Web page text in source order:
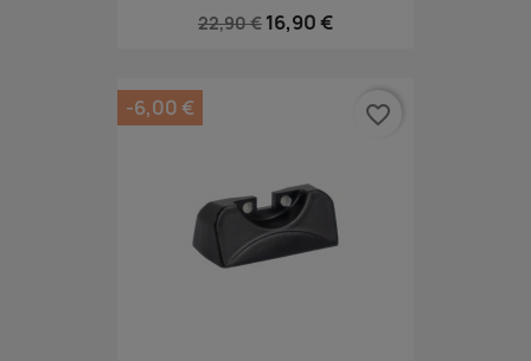
22,90 € 16,90 €
-6,00 € favorite_border